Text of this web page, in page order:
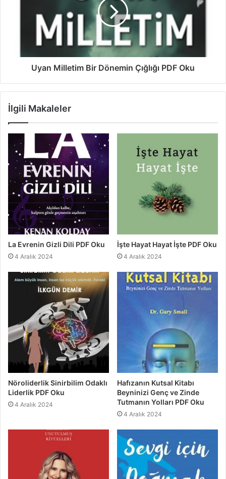
Uyan Milletim Bir Dönemin Çığlığı PDF Oku
İlgili Makaleler
La Evrenin Gizli Dili PDF Oku
4 Aralık 2024
İşte Hayat Hayat İşte PDF Oku
4 Aralık 2024
Nöroliderlik Sinirbilim Odaklı
Liderlik PDF Oku
4 Aralık 2024
Hafızanın Kutsal Kitabı
Beyninizi Genç ve Zinde
Tutmanın Yolları PDF Oku
4 Aralık 2024